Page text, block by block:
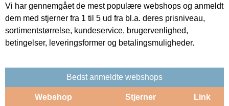
Vi har gennemgået de mest populære webshops og anmeldt
dem med stjerner fra 1 til 5 ud fra bl.a. deres prisniveau,
sortimentstørrelse, kundeservice, brugervenlighed,
betingelser, leveringsformer og betalingsmuligheder.
Bedst anmeldte webshops
Webshop Stjerner Link